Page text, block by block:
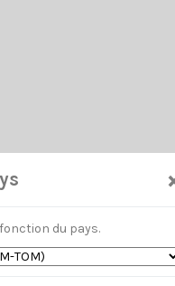
du pays.